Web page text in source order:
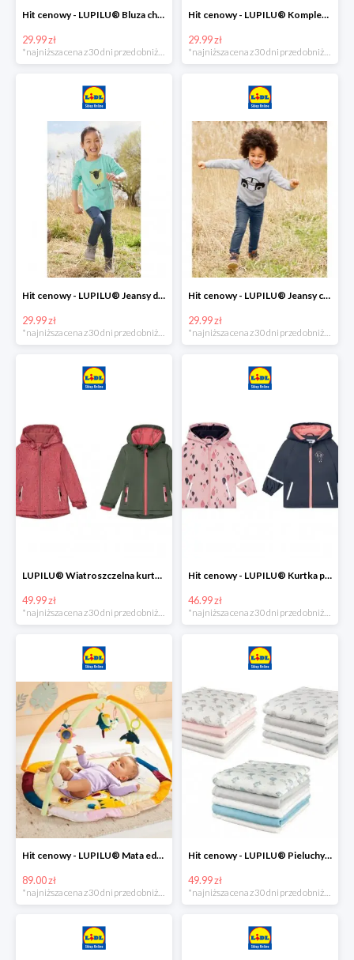
Hit cenowy - LUPILU® Bluza chłopięca w stylu college
29.99 zł
*najniższa cena z 30 dni przed obniżką
Hit cenowy - LUPILU® Komplet dziewczęcy (sukienka + legginsy)
29.99 zł
*najniższa cena z 30 dni przed obniżką
Hit cenowy - LUPILU® Jeansy dziewczęce slim fit
29.99 zł
Hit cenowy - LUPILU® Jeansy chłopięce slim fit
29.99 zł
LUPILU® Wiatroszczelna kurtka dziecięca softshell, 1 sztuka
49.99 zł
Hit cenowy - LUPILU® Kurtka przeciwdeszczowa dziewczęca, 1 sztuka
46.99 zł
Hit cenowy - LUPILU® Mata edukacyjna dla niemowląt, 1 sztuka
89.00 zł
*najniższa cena z 30 dni przed obniżką
Hit cenowy - LUPILU® Pieluchy tetrowe 80x80 cm, z biobawełny, 5 sztuk
49.99 zł
*najniższa cena z 30 dni przed obniżką